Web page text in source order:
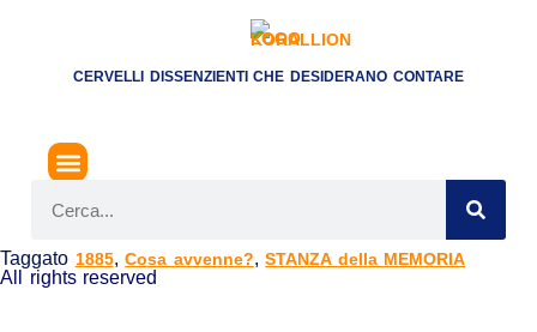
CERVELLI DISSENZIENTI CHE DESIDERANO CONTARE
Taggato 1885,Cosa avvenne?,STANZA della MEMORIA
All rights reserved